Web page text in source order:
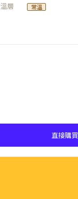
溫層 常溫
直接購買